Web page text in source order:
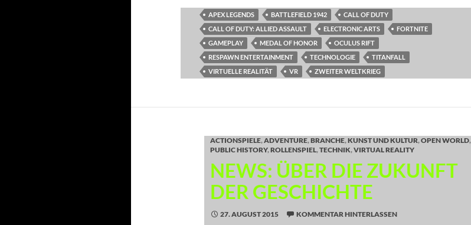
APEX LEGENDS BATTLEFIELD 1942
CALL OF DUTY
CALL OF DUTY: ALLIED ASSAULT
ELECTRONIC ARTS
FORTNITE
GAMEPLAY
MEDAL OF HONOR
OCULUS RIFT
RESPAWN ENTERTAINMENT
TECHNOLOGIE
TITANFALL
VIRTUELLE REALITÄT
VR ZWEITER WELTKRIEG
ACTIONSPIELE, ADVENTURE, BRANCHE, KUNST UND KULTUR, OPEN WORLD,
PUBLIC HISTORY, ROLLENSPIEL, TECHNIK, VIRTUAL REALITY
NEWS: ÜBER DIE ZUKUNFT
DER GESCHICHTE
27. AUGUST 2015 KOMMENTAR HINTERLASSEN